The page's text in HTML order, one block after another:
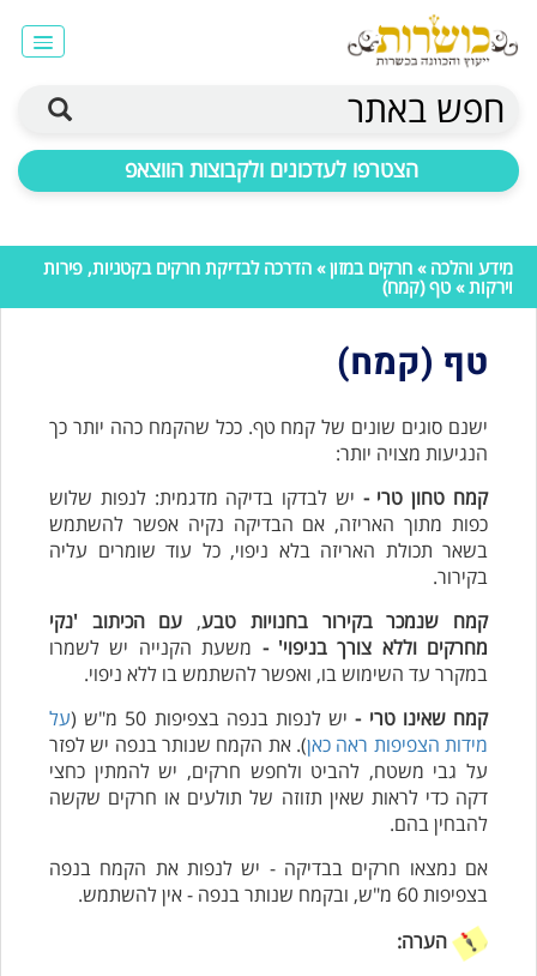
חפש באתר
הצטרפו לעדכונים ולקבוצות הווצאפ
מידע והלכה » חרקים במזון» הדרכה לבדיקת חרקים בקטניות, פירות
וירקות» טף (קמח)
טף (קמח)
ישנם סוגים שונים של קמח טף. ככל שהקמח כהה יותר כך
הנגיעות מצויה יותר:
קמח טחון טרי - יש לבדקו בדיקה מדגמית: לנפות שלוש
כפות מתוך האריזה, אם הבדיקה נקיה אפשר להשתמש
בשאר תכולת האריזה בלא ניפוי, כל עוד שומרים עליה
בקירור.
קמח שנמכר בקירור בחנויות טבע, עם הכיתוב 'נקי
מחרקים וללא צורך בניפוי' - משעת הקנייה יש לשמרו
במקרר עד השימוש בו, ואפשר להשתמש בו ללא ניפוי.
קמח שאינו טרי -יש לנפות בנפה בצפיפות 50 מ"ש (על
מידות הצפיפות ראה כאן). את הקמח שנותר בנפה יש לפזר
על גבי משטח, להביט ולחפש חרקים, יש להמתין כחצי
דקה כדי לראות שאין תזוזה של תולעים או חרקים שקשה
להבחין בהם.
אם נמצאו חרקים בבדיקה - יש לנפות את הקמח בנפה
בצפיפות 60 מ"ש, ובקמח שנותר בנפה - אין להשתמש.
הערה: